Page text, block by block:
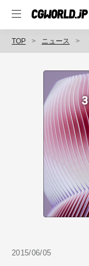
TOP ニュース
2015/06/05